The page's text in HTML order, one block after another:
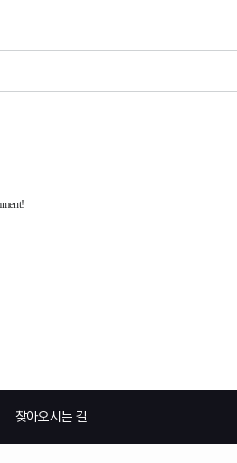
찾아오시는 길